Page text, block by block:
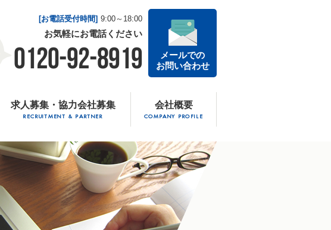
[お電話受付時間] 9:00～18:00
お気軽にお電話ください
0120-92-8919
メールでの
お問い合わせ
求人募集・協力会社募集
RECRUITMENT & PARTNER
会社概要
COMPANY PROFILE